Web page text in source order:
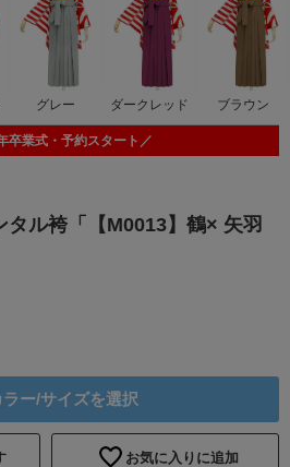
グレー ダークレッド ブラウン
タル袴「【M0013】鶴× 矢羽
業式・予約スタート／
ラー/サイズを選択
お気に入りに追加